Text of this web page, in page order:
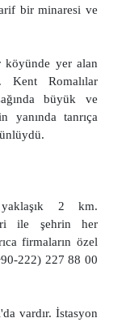
bir minaresi ve
köyünde yer alan
Kent Romalılar
büyük ve
yanında tanrıça
2 km.
ile şehrin her
firmaların özel
222) 227 88 00
vardır. İstasyon